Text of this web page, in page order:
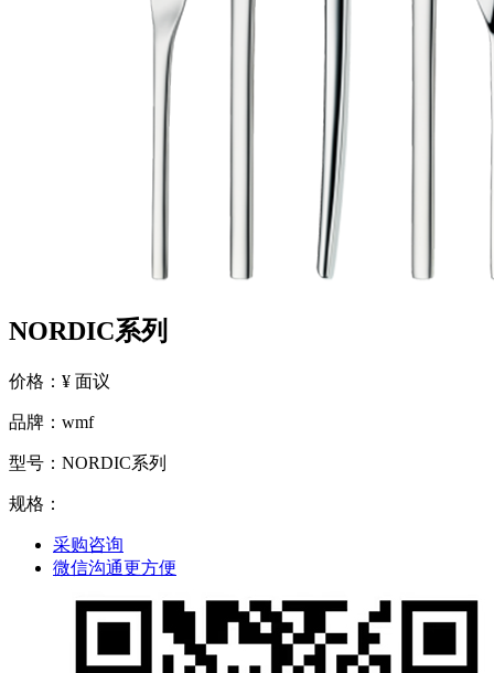
NORDIC系列
价格：¥ 面议
品牌：wmf
型号：NORDIC系列
规格：
采购咨询
微信沟通更方便